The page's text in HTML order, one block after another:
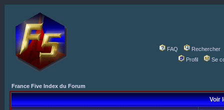
FAQ
Rechercher
Profil
Se
France Five Index du Forum
Voir